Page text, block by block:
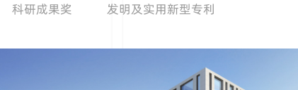
科研成果奖 发明及实用新型专利